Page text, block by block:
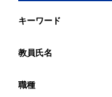
キーワード
教員氏名
職種